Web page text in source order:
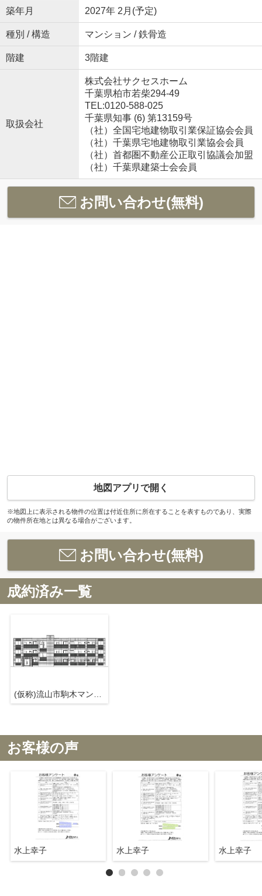
築年月 2027年 2月(予定)
種別 / 構造 マンション / 鉄骨造
階建 3階建
取扱会社
株式会社サクセスホーム
千葉県柏市若柴294-49
TEL:0120-588-025
千葉県知事 (6) 第13159号
（社）全国宅地建物取引業保証協会会員
（社）千葉県宅地建物取引業協会会員
（社）首都圏不動産公正取引協議会加盟
（社）千葉県建築士会会員
お問い合わせ(無料)
地図アプリで開く
※地図上に表示される物件の位置は付近住所に所在することを表すものであり、実際
の物件所在地とは異なる場合がございます。
お問い合わせ(無料)
成約済み一覧
お客様の声
水上幸子 水上幸子 水上幸子